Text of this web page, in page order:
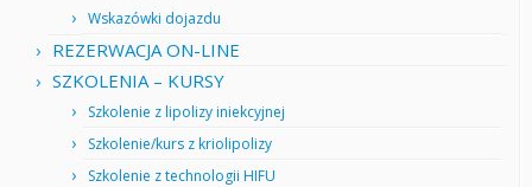
Wskazówki dojazdu
REZERWACJA ON-LINE
SZKOLENIA – KURSY
Szkolenie z lipolizy iniekcyjnej
Szkolenie/kurs z kriolipolizy
Szkolenie z technologii HIFU